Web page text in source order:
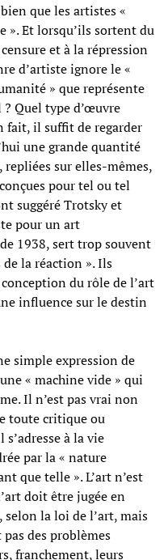
que les artistes «
». Et lorsqu’ils sortent du
et à la répression
d’artiste ignore le «
» que représente
Quel type d’œuvre
fait, il suffit de regarder
une grande quantité
repliées sur elles-mêmes,
pour tel ou tel
suggéré Trotsky et
pour un art
1938, sert trop souvent
la réaction ». Ils
du rôle de l’art
influence sur le destin
simple expression de
« machine vide » qui
Il n’est pas vrai non
toute critique ou
à la vie
par la « nature
que telle ». L’art n’est
doit être jugée en
la loi de l’art, mais
des problèmes
franchement, leurs